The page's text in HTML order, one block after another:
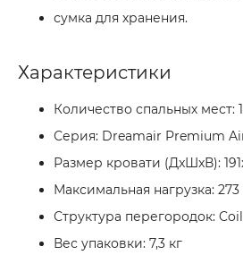
сумка для хранения.
Характеристики
Количество спальных мест:
Серия: Dreamair Premium
Размер кровати (ДxШxВ):
Максимальная нагрузка: 273
Структура перегородок:
Вес упаковки: 7,3 кг